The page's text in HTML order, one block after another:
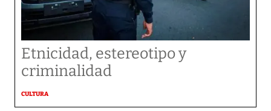
Etnicidad, estereotipo y
criminalidad
CULTURA